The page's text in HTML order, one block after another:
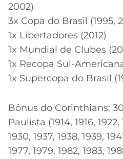
2002)
3x Copa do Brasil (1995,
1x Libertadores (2012)
1x Mundial de Clubes
1x Recopa Sul-
1x Supercopa do Brasil
Bônus do Corinthians:
Paulista (1914, 1916, 1922,
1930, 1937, 1938, 1939,
1977, 1979, 1982, 1983,